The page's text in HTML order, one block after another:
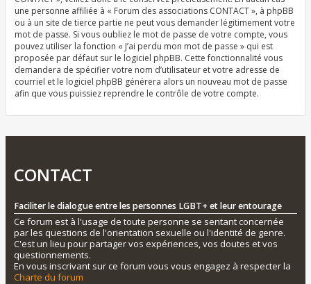
une personne affiliée à « Forum des associations CONTACT », à phpBB
ou à un site de tierce partie ne peut vous demander légitimement votre
mot de passe. Si vous oubliez le mot de passe de votre compte, vous
pouvez utiliser la fonction « J’ai perdu mon mot de passe » qui est
proposée par défaut sur le logiciel phpBB. Cette fonctionnalité vous
demandera de spécifier votre nom d’utilisateur et votre adresse de
courriel et le logiciel phpBB générera alors un nouveau mot de passe
afin que vous puissiez reprendre le contrôle de votre compte.
CONTACT
Faciliter le dialogue entre les personnes LGBT+ et leur entourage
Ce forum est à l'usage de toute personne se sentant concernée
par les questions de l'orientation sexuelle ou l'identité de genre.
C'est un lieu pour partager vos expériences, vos doutes et vos
questionnements.
En vous inscrivant sur ce forum vous vous engagez à respecter la
Charte du forum